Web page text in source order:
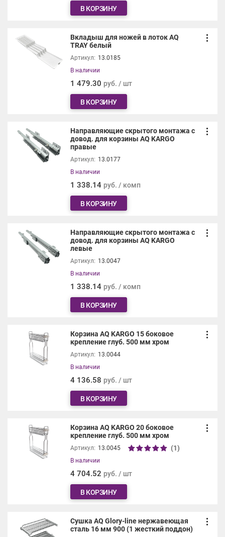
В КОРЗИНУ
Вкладыш для ножей в лоток AQ
TRAY белый
Артикул: 13.0185
В наличии
1 479.30 руб. / шт
В КОРЗИНУ
Направляющие скрытого монтажа с
довод. для корзины AQ KARGO
правые
Артикул: 13.0177
В наличии
1 338.14 руб. / комп
В КОРЗИНУ
Направляющие скрытого монтажа с
довод. для корзины AQ KARGO
левые
Артикул: 13.0047
В наличии
1 338.14 руб. / комп
В КОРЗИНУ
Корзина AQ KARGO 15 боковое
крепление глуб. 500 мм хром
Артикул: 13.0044
В наличии
4 136.58 руб. / шт
В КОРЗИНУ
Корзина AQ KARGO 20 боковое
крепление глуб. 500 мм хром
Артикул: 13.0045 (1)
В наличии
4 704.52 руб. / шт
В КОРЗИНУ
Сушка AQ Glory-line нержавеющая
сталь 16 мм 900 (1 жесткий поддон)